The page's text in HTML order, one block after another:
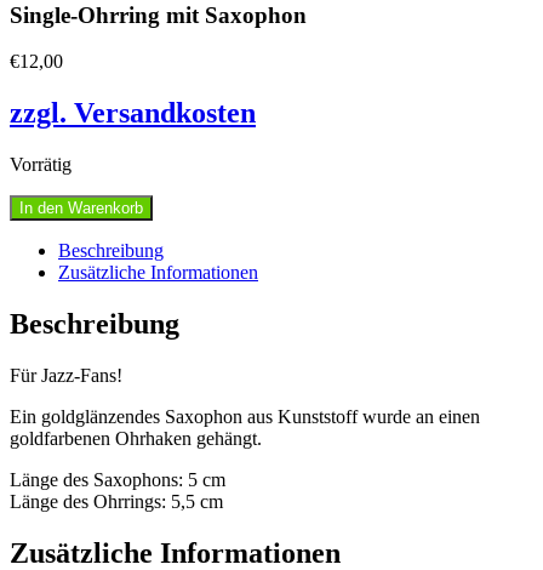
Single-Ohrring mit Saxophon
€12,00
zzgl. Versandkosten
Vorrätig
Single-
Ohrring
Saxophon
In den Warenkorb
Beschreibung
Zusätzliche Informationen
Beschreibung
Für Jazz-Fans!
Ein goldglänzendes Saxophon aus Kunststoff wurde an einen
goldfarbenen Ohrhaken gehängt.
Länge des Saxophons: 5 cm
Länge des Ohrrings: 5,5 cm
Zusätzliche Informationen